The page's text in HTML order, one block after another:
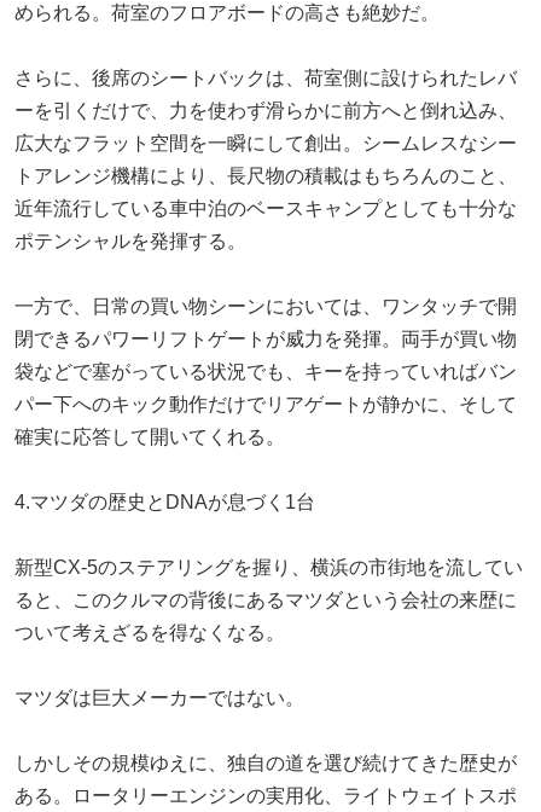
められる。荷室のフロアボードの高さも絶妙だ。
さらに、後席のシートバックは、荷室側に設けられたレバ
ーを引くだけで、力を使わず滑らかに前方へと倒れ込み、
広大なフラット空間を一瞬にして創出。シームレスなシー
トアレンジ機構により、長尺物の積載はもちろんのこと、
近年流行している車中泊のベースキャンプとしても十分な
ポテンシャルを発揮する。
一方で、日常の買い物シーンにおいては、ワンタッチで開
閉できるパワーリフトゲートが威力を発揮。両手が買い物
袋などで塞がっている状況でも、キーを持っていればバン
パー下へのキック動作だけでリアゲートが静かに、そして
確実に応答して開いてくれる。
4.マツダの歴史とDNAが息づく1台
新型CX-5のステアリングを握り、横浜の市街地を流してい
ると、このクルマの背後にあるマツダという会社の来歴に
ついて考えざるを得なくなる。
マツダは巨大メーカーではない。
しかしその規模ゆえに、独自の道を選び続けてきた歴史が
ある。ロータリーエンジンの実用化、ライトウェイトスポ